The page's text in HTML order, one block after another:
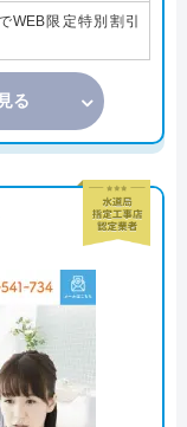
WEB限定特別割引
る